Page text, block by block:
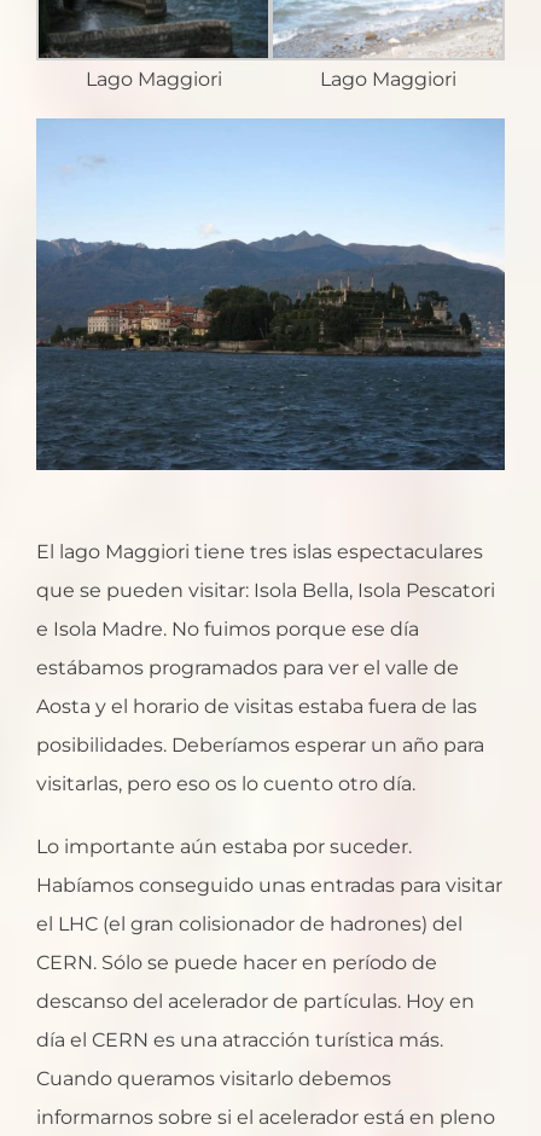
Lago Maggiori Lago Maggiori
El lago Maggiori tiene tres islas espectaculares
que se pueden visitar: Isola Bella, Isola Pescatori
e Isola Madre. No fuimos porque ese día
estábamos programados para ver el valle de
Aosta y el horario de visitas estaba fuera de las
posibilidades. Deberíamos esperar un año para
visitarlas, pero eso os lo cuento otro día.
Lo importante aún estaba por suceder.
Habíamos conseguido unas entradas para visitar
el LHC (el gran colisionador de hadrones) del
CERN. Sólo se puede hacer en período de
descanso del acelerador de partículas. Hoy en
día el CERN es una atracción turística más.
Cuando queramos visitarlo debemos
informarnos sobre si el acelerador está en pleno